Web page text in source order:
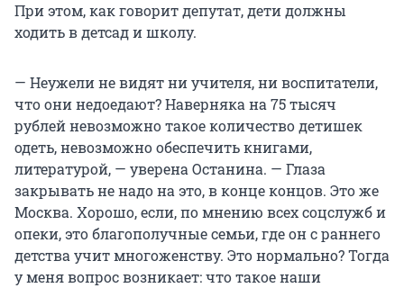
При этом, как говорит депутат, дети должны
ходить в детсад и школу.
— Неужели не видят ни учителя, ни воспитатели,
что они недоедают? Наверняка на 75 тысяч
рублей невозможно такое количество детишек
одеть, невозможно обеспечить книгами,
литературой, — уверена Останина. — Глаза
закрывать не надо на это, в конце концов. Это же
Москва. Хорошо, если, по мнению всех соцслужб и
опеки, это благополучные семьи, где он с раннего
детства учит многоженству. Это нормально? Тогда
у меня вопрос возникает: что такое наши